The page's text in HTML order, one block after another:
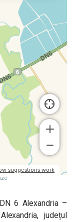
6 Alexandria –
județul